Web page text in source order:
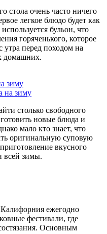
стола очень часто ничего
легкое блюдо будет как
бульон, что
горяченького, которое
перед походом на
домашних.
зиму
столько свободного
новые блюда и
мало кто знает, что
оригинальную суповую
вкусного
всей зимы.
ежегодно
фестивали, где
Основным